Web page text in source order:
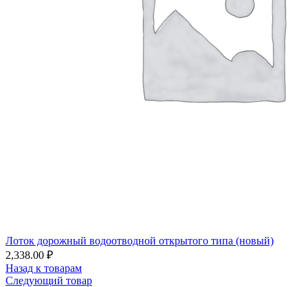
Лоток дорожный водоотводной открытого типа (новый)
2,338.00 ₽
Назад к товарам
Следующий товар